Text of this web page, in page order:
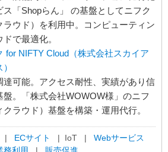
ス「Shopらん」 の基盤としてニフク
ラウド）を利用中。コンピューティン
で最適化。
for NIFTY Cloud（株式会社スカイア
達可能。アクセス耐性、実績があり信
盤。「株式会社WOWOW様」のニフ
ラウド）基盤を構築・運用代行。
| ECサイト | IoT |
Webサービス